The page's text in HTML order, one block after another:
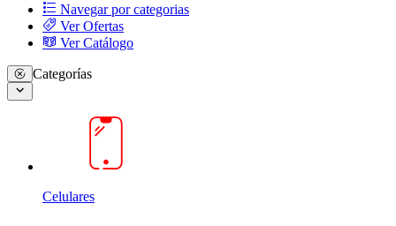
Navegar por categorias
Ver Ofertas
Ver Catálogo
Categorías
Celulares